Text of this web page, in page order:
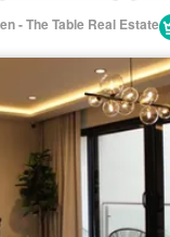
Cuarto
Estacionamiento
Jardín
Despacho
Sala polivalente
Wifi
- The Table Real Estate